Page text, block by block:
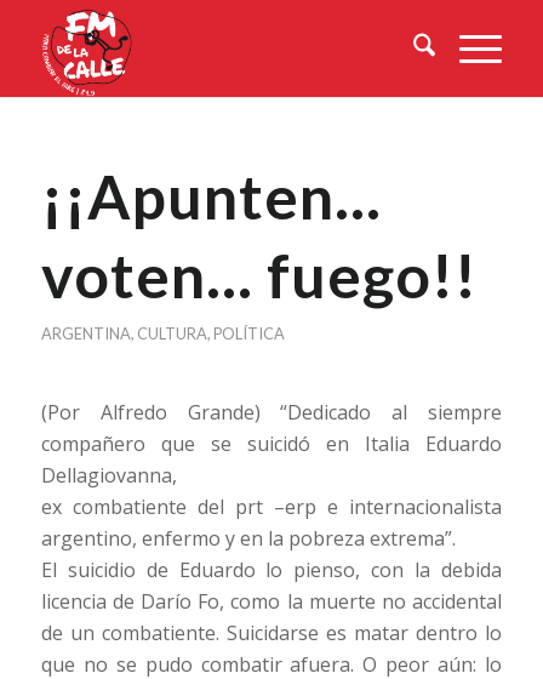
¡¡Apunten…
voten… fuego!!
ARGENTINA, CULTURA, POLÍTICA
(Por Alfredo Grande) “Dedicado al siempre
compañero que se suicidó en Italia Eduardo
Dellagiovanna,
ex combatiente del prt –erp e internacionalista
argentino, enfermo y en la pobreza extrema”.
El suicidio de Eduardo lo pienso, con la debida
licencia de Darío Fo, como la muerte no accidental
de un combatiente. Suicidarse es matar dentro lo
que no se pudo combatir afuera. O peor aún: lo